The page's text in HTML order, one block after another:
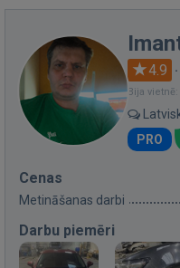
4.9 ·
Bija
PRO
Cenas
Metināšanas darbi
Darbu piemēri